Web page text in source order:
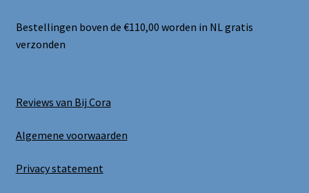
Bestellingen boven de €110,00 worden in NL gratis
verzonden
Reviews van Bij Cora
Algemene voorwaarden
Privacy statement